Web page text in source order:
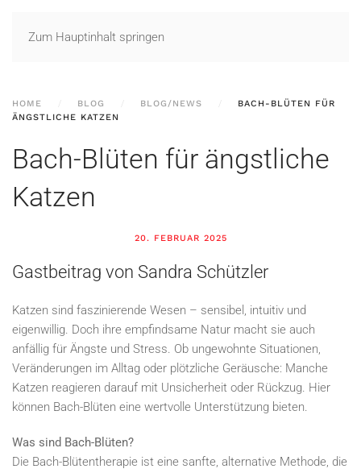
Zum Hauptinhalt springen
HOME BLOG BLOG/NEWS
BACH-BLÜTEN FÜR
ÄNGSTLICHE KATZEN
Bach-Blüten für ängstliche
Katzen
20. FEBRUAR 2025
Gastbeitrag von Sandra Schützler
Katzen sind faszinierende Wesen – sensibel, intuitiv und
eigenwillig. Doch ihre empfindsame Natur macht sie auch
anfällig für Ängste und Stress. Ob ungewohnte Situationen,
Veränderungen im Alltag oder plötzliche Geräusche: Manche
Katzen reagieren darauf mit Unsicherheit oder Rückzug. Hier
können Bach-Blüten eine wertvolle Unterstützung bieten.
Was sind Bach-Blüten?
Die Bach-Blütentherapie ist eine sanfte, alternative Methode, die